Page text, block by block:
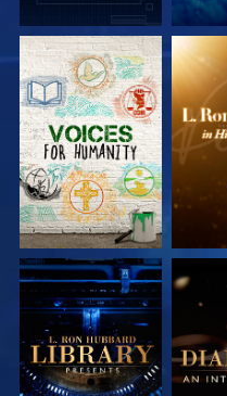
VERKEN DE SERIE
VERKEN DE SERIE